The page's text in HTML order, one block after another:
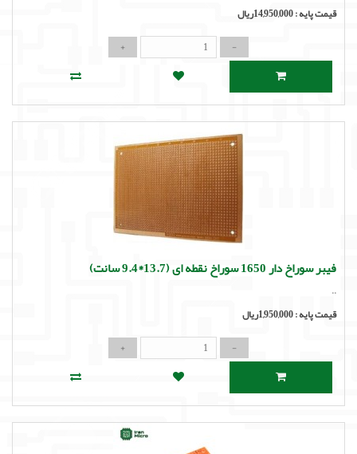
قیمت پایه :14,950,000ریال
فیبر سوراخ دار 1650 سوراخ نقطه ای (13.7*9.4 سانت)
..
قیمت پایه :1,950,000ریال